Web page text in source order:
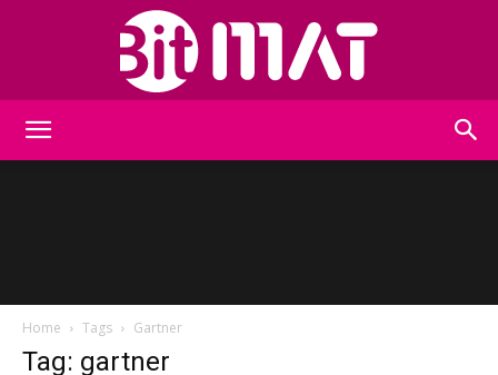
Home Tags Gartner
Tag: gartner